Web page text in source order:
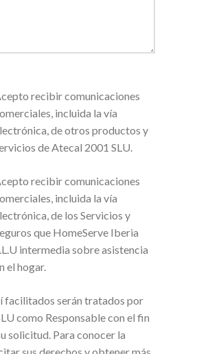
recibir comunicaciones
incluida la vía
de otros productos y
de Atecal 2001 SLU.
recibir comunicaciones
incluida la vía
de los Servicios y
que HomeServe Iberia
intermedia sobre asistencia
el hogar.
facilitados serán tratados por
como Responsable con el fin
solicitud. Para conocer la